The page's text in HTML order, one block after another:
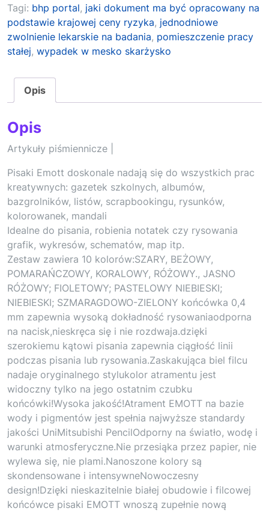
Tagi: bhp portal, jaki dokument ma być opracowany na
podstawie krajowej ceny ryzyka, jednodniowe
zwolnienie lekarskie na badania, pomieszczenie pracy
stałej, wypadek w mesko skarżysko
Opis
Opis
Artykuły piśmiennicze |
Pisaki Emott doskonale nadają się do wszystkich prac
kreatywnych: gazetek szkolnych, albumów,
bazgrolników, listów, scrapbookingu, rysunków,
kolorowanek, mandali
Idealne do pisania, robienia notatek czy rysowania
grafik, wykresów, schematów, map itp.
Zestaw zawiera 10 kolorów:SZARY, BEŻOWY,
POMARAŃCZOWY, KORALOWY, RÓŻOWY., JASNO
RÓŻOWY; FIOLETOWY; PASTELOWY NIEBIESKI;
NIEBIESKI; SZMARAGDOWO-ZIELONY końcówka 0,4
mm zapewnia wysoką dokładność rysowaniaodporna
na nacisk,nieskręca się i nie rozdwaja.dzięki
szerokiemu kątowi pisania zapewnia ciągłość linii
podczas pisania lub rysowania.Zaskakująca biel filcu
nadaje oryginalnego stylukolor atramentu jest
widoczny tylko na jego ostatnim czubku
końcówki!Wysoka jakość!Atrament EMOTT na bazie
wody i pigmentów jest spełnia najwyższe standardy
jakości UniMitsubishi PencilOdporny na światło, wodę i
warunki atmosferyczne.Nie przesiąka przez papier, nie
wylewa się, nie plami.Nanoszone kolory są
skondensowane i intensywneNowoczesny
design!Dzięki nieskazitelnie białej obudowie i filcowej
końcówce pisaki EMOTT wnoszą zupełnie nową